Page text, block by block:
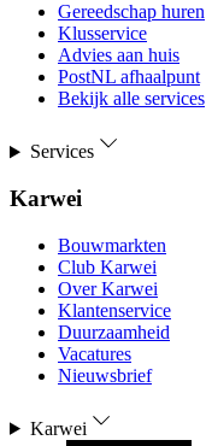
Gereedschap huren
Klusservice
Advies aan huis
PostNL afhaalpunt
Bekijk alle services
Services
Karwei
Bouwmarkten
Club Karwei
Over Karwei
Klantenservice
Duurzaamheid
Vacatures
Nieuwsbrief
Karwei